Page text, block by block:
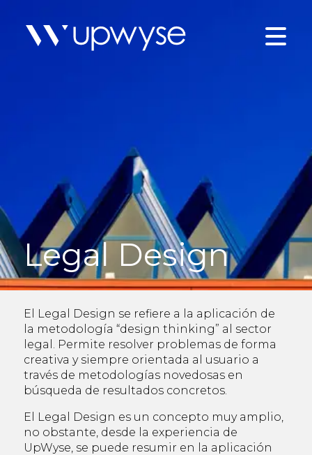
Legal Design
El Legal Design se refiere a la aplicación de
la metodología “design thinking” al sector
legal. Permite resolver problemas de forma
creativa y siempre orientada al usuario a
través de metodologías novedosas en
búsqueda de resultados concretos.
El Legal Design es un concepto muy amplio,
no obstante, desde la experiencia de
UpWyse, se puede resumir en la aplicación